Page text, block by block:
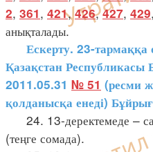
2, 361, 421,426,427, 429,
анықталады.
Ескерту. 23-тармаққа
Қазақстан
2011.05.31 № 51 (ресми
қолданысқа енеді)
24. 13-деректемеде –
(теңге сомада).